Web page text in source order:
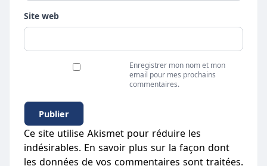
Site web
Enregistrer mon nom et mon
email pour mes prochains
commentaires.
Ce site utilise Akismet pour réduire les
indésirables. En savoir plus sur la façon dont
les données de vos commentaires sont traitées.